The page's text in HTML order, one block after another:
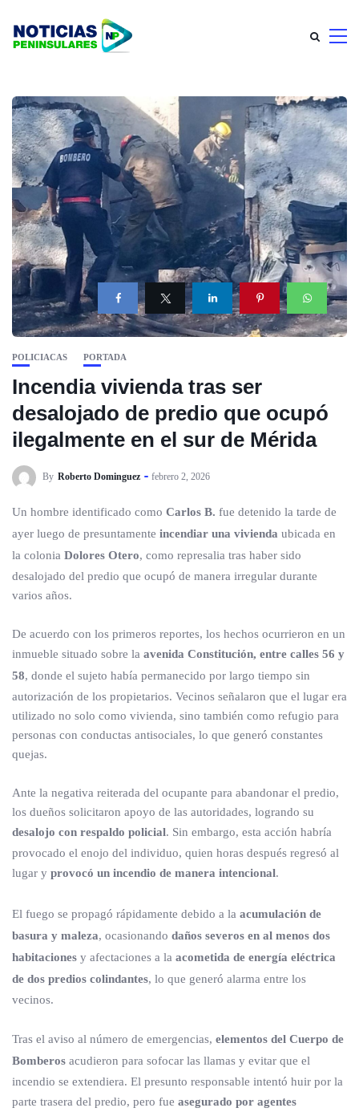
POLICIACAS PORTADA
Incendia vivienda tras ser
desalojado de predio que ocupó
ilegalmente en el sur de Mérida
By Roberto Dominguez febrero 2, 2026
Un hombre identificado como Carlos B. fue detenido la tarde de
ayer luego de presuntamente incendiar una vivienda ubicada en
la colonia Dolores Otero, como represalia tras haber sido
desalojado del predio que ocupó de manera irregular durante
varios años.
De acuerdo con los primeros reportes, los hechos ocurrieron en un
inmueble situado sobre la avenida Constitución, entre calles 56 y
58, donde el sujeto había permanecido por largo tiempo sin
autorización de los propietarios. Vecinos señalaron que el lugar era
utilizado no solo como vivienda, sino también como refugio para
personas con conductas antisociales, lo que generó constantes
quejas.
Ante la negativa reiterada del ocupante para abandonar el predio,
los dueños solicitaron apoyo de las autoridades, logrando su
desalojo con respaldo policial. Sin embargo, esta acción habría
provocado el enojo del individuo, quien horas después regresó al
lugar y provocó un incendio de manera intencional.
El fuego se propagó rápidamente debido a la acumulación de
basura y maleza, ocasionando daños severos en al menos dos
habitaciones y afectaciones a la acometida de energía eléctrica
de dos predios colindantes, lo que generó alarma entre los
vecinos.
Tras el aviso al número de emergencias, elementos del Cuerpo de
Bomberos acudieron para sofocar las llamas y evitar que el
incendio se extendiera. El presunto responsable intentó huir por la
parte trasera del predio, pero fue asegurado por agentes